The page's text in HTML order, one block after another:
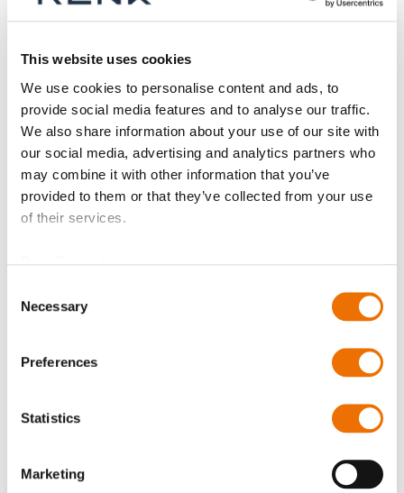
This website uses cookies
We use cookies to personalise content and ads, to
provide social media features and to analyse our traffic.
We also share information about your use of our site with
our social media, advertising and analytics partners who
may combine it with other information that you’ve
provided to them or that they’ve collected from your use
of their services.
Selection
Necessary
Preferences
Statistics
Marketing
Unterbrecherrohr mit
Unterbrecherrohr mit